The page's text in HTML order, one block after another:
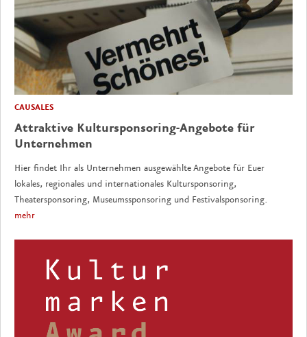
CAUSALES
Attraktive Kultursponsoring-Angebote für
Unternehmen
Hier findet Ihr als Unternehmen ausgewählte Angebote für Euer
lokales, regionales und internationales Kultursponsoring,
Theatersponsoring, Museumssponsoring und Festivalsponsoring.
mehr